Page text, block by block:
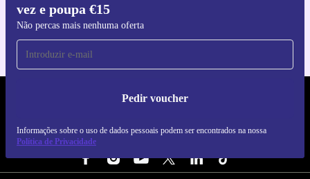
vez e poupa €15
Não percas mais nenhuma oferta
Pedir voucher
Informações sobre o uso de dados pessoais podem ser encontrados na nossa
Política de Privacidade
Para iOS e Android
REFURBED PORTUGAL - RETHINK NEW.
SEGUE-NOS